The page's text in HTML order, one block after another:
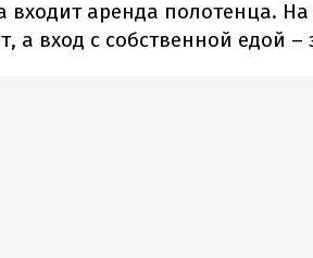
входит аренда полотенца.
а вход с собственной едой